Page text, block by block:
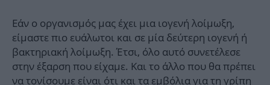
Εάν ο οργανισμός μας έχει μια ιογενή λοίμωξη,
είμαστε πιο ευάλωτοι και σε μία δεύτερη ιογενή ή
βακτηριακή λοίμωξη. Έτσι, όλο αυτό συνετέλεσε
στην έξαρση που είχαμε. Και το άλλο που θα πρέπει
να τονίσουμε είναι ότι και τα εμβόλια για τη γρίπη